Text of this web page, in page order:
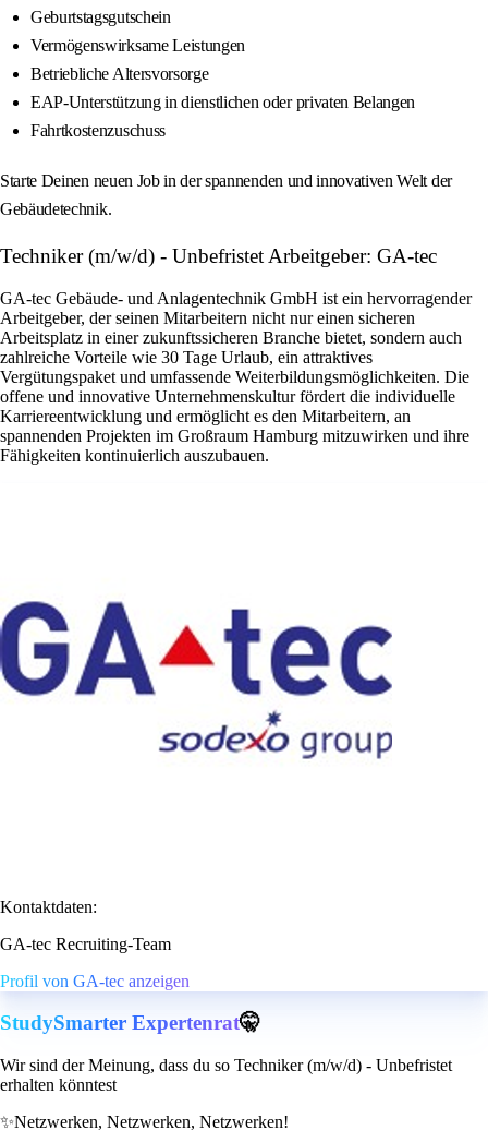
Geburtstagsgutschein
Vermögenswirksame Leistungen
Betriebliche Altersvorsorge
EAP-Unterstützung in dienstlichen oder privaten Belangen
Fahrtkostenzuschuss
Starte Deinen neuen Job in der spannenden und innovativen Welt der
Gebäudetechnik.
Techniker (m/w/d) - Unbefristet Arbeitgeber: GA-tec
GA-tec Gebäude- und Anlagentechnik GmbH ist ein hervorragender
Arbeitgeber, der seinen Mitarbeitern nicht nur einen sicheren
Arbeitsplatz in einer zukunftssicheren Branche bietet, sondern auch
zahlreiche Vorteile wie 30 Tage Urlaub, ein attraktives
Vergütungspaket und umfassende Weiterbildungsmöglichkeiten. Die
offene und innovative Unternehmenskultur fördert die individuelle
Karriereentwicklung und ermöglicht es den Mitarbeitern, an
spannenden Projekten im Großraum Hamburg mitzuwirken und ihre
Fähigkeiten kontinuierlich auszubauen.
Kontaktdaten:
GA-tec Recruiting-Team
Profil von GA-tec anzeigen
StudySmarter Expertenrat🤫
Wir sind der Meinung, dass du so Techniker (m/w/d) - Unbefristet
erhalten könntest
✨Netzwerken, Netzwerken, Netzwerken!